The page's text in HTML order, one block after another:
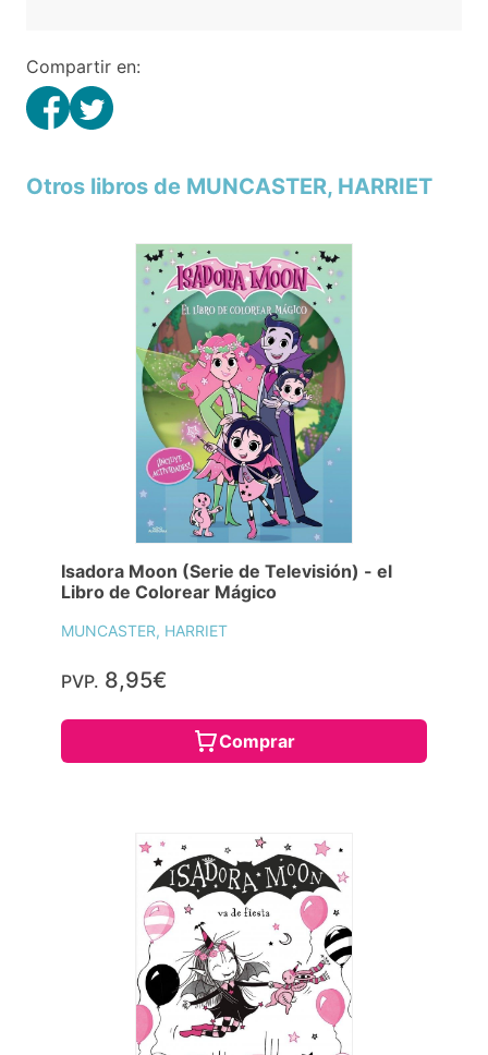
Compartir en:
Otros libros de MUNCASTER, HARRIET
Isadora Moon (Serie de Televisión) - el
Libro de Colorear Mágico
MUNCASTER, HARRIET
PVP. 8,95€
Comprar